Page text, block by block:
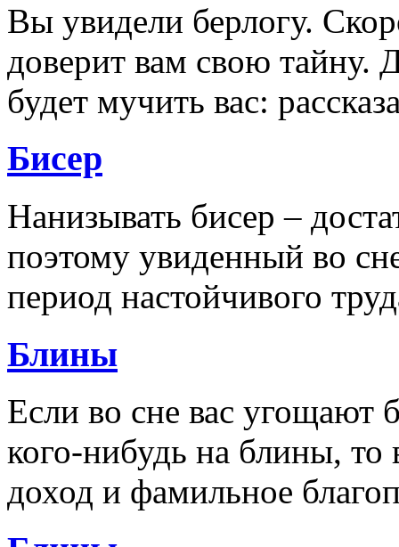
Вы увидели берлогу.
доверит вам свою тайну.
будет мучить вас:
Бисер
Нанизывать бисер –
поэтому увиденный во
период настойчивого
Блины
Если во сне вас угощают
кого-нибудь на блины, то
доход и фамильное